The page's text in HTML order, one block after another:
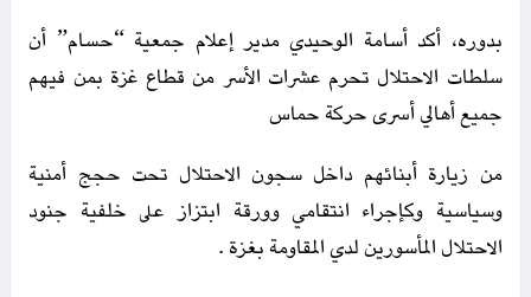
بدوره، أكد أسامة الوحيدي مدير إعلام جمعية “حسام” أن
سلطات الاحتلال تحرم عشرات الأسر من قطاع غزة بمن فيهم
جميع أهالي أسرى حركة حماس
من زيارة أبنائهم داخل سجون الاحتلال تحت حجج أمنية
وسياسية وكإجراء انتقامي وورقة ابتزاز على خلفية جنود
الاحتلال المأسورين لدي المقاومة بغزة .